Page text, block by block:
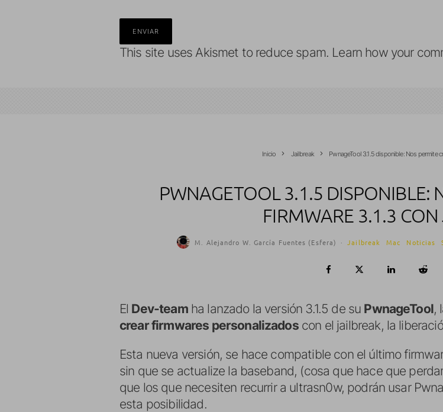
This site uses Akismet to reduce spam. Learn how your
Inicio Jailbreak PwnageTool 3.1.5 disponible: Nos permite
PWNAGETOOL 3.1.5 DISPONIBLE:
FIRMWARE 3.1.3
M. Alejandro W. García Fuentes (Esfera) · Jailbreak Mac Noticias
El Dev-teamha lanzado la versión 3.1.5 de su PwnageTool,
crear firmwares personalizadoscon el jailbreak, la
Esta nueva versión, se hace compatible con el último
sin que se actualize la baseband, (cosa que hace que
que los que necesiten recurrir a ultrasn0w, podrán usar
esta posibilidad.